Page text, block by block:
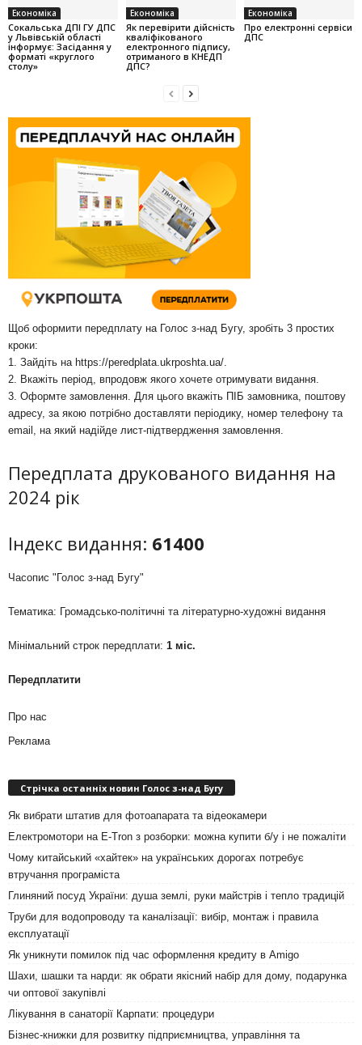
Економіка
Cокальська ДПІ ГУ ДПС
у Львівській області
інформує: Засідання у
форматі «круглого
столу»
Економіка
Як перевірити дійсність
кваліфікованого
електронного підпису,
отриманого в КНЕДП
ДПС?
Економіка
Про електронні сервіси
ДПС
Щоб оформити передплату на Голос з-над Бугу, зробіть 3 простих
кроки:
1. Зайдіть на https://peredplata.ukrposhta.ua/
2. Вкажіть період, впродовж якого хочете отримувати видання.
3. Оформте замовлення. Для цього вкажіть ПІБ замовника, поштову
адресу, за якою потрібно доставляти періодику, номер телефону та
email, на який надійде лист-підтвердження замовлення.
Передплата друкованого видання на
2024 рік
Індекс видання: 61400
Часопис "Голос з-над Бугу"
Тематика: Громадсько-політичні та літературно-художні видання
Мінімальний строк передплати: 1 міс.
Передплатити
Про нас
Реклама
Стрічка останніх новин Голос з-над Бугу
Як вибрати штатив для фотоапарата та відеокамери
Електромотори на E-Tron з розборки: можна купити б/у і не пожаліти
Чому китайський «хайтек» на українських дорогах потребує
втручання програміста
Глиняний посуд України: душа землі, руки майстрів і тепло традицій
Труби для водопроводу та каналізації: вибір, монтаж і правила
експлуатації
Як уникнути помилок під час оформлення кредиту в Amigo
Шахи, шашки та нарди: як обрати якісний набір для дому, подарунка
чи оптової закупівлі
Лікування в санаторії Карпати: процедури
Бізнес-книжки для розвитку підприємництва, управління та